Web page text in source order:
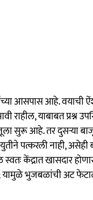
आसपास आहे. वयाची
राहील, याबाबत
सुरू आहे. तर दुसऱ्या
पत्करली नाही,
खासदार होणार
भुजबळांची अट